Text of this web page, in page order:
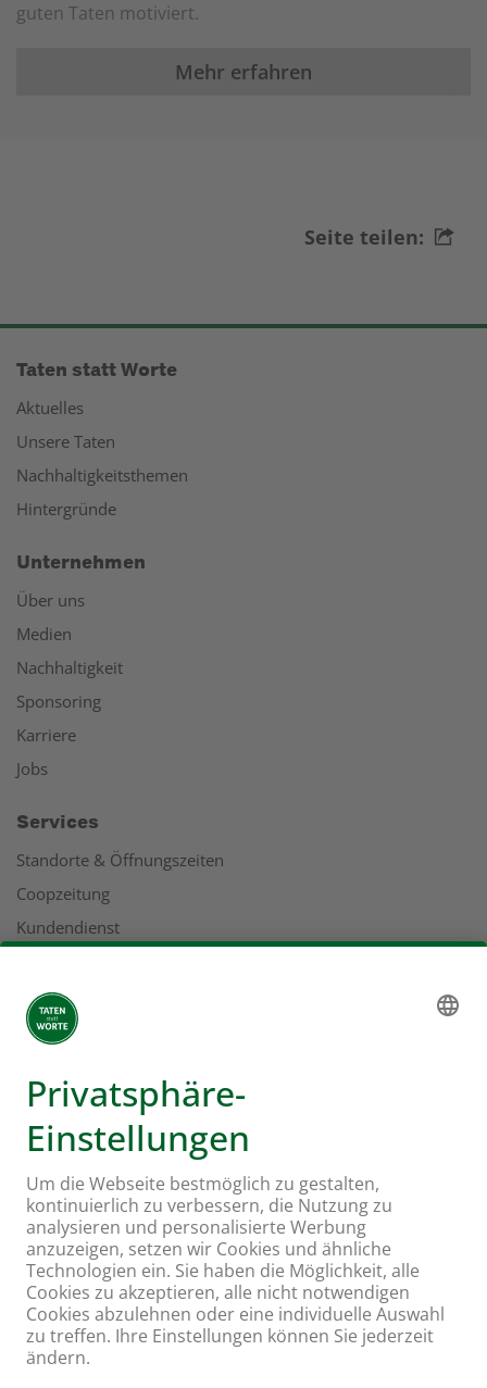
guten Taten motiviert.
Mehr erfahren
Seite teilen:
Taten statt Worte
Aktuelles
Unsere Taten
Nachhaltigkeitsthemen
Hintergründe
Unternehmen
Über uns
Medien
Nachhaltigkeit
Sponsoring
Karriere
Jobs
Services
Standorte & Öffnungszeiten
Coopzeitung
Kundendienst
Adressen
Mehr zu Coop
Coop Online Supermarkt
Läden & Services
Supercard
Hello Family Club
Mondovino
Folgen Sie uns